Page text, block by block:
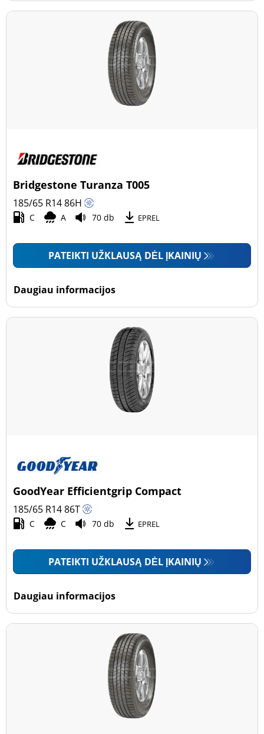
Bridgestone Turanza T005
185/65 R1486H
C A 70 db EPREL
PATEIKTI UŽKLAUSĄ DĖL ĮKAINIŲ
Daugiau informacijos
GoodYear Efficientgrip Compact
185/65 R1486T
C C 70 db EPREL
PATEIKTI UŽKLAUSĄ DĖL ĮKAINIŲ
Daugiau informacijos